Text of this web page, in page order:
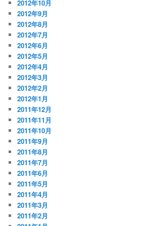
2012年10月
2012年9月
2012年8月
2012年7月
2012年6月
2012年5月
2012年4月
2012年3月
2012年2月
2012年1月
2011年12月
2011年11月
2011年10月
2011年9月
2011年8月
2011年7月
2011年6月
2011年5月
2011年4月
2011年3月
2011年2月